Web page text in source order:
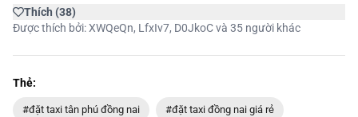
Thích (38)
Được thích bởi:XWQeQn, LfxIv7, D0JkoCvà 35 người khác
Thẻ:
#đặt taxi tân phú đồng nai #đặt taxi đồng nai giá rẻ